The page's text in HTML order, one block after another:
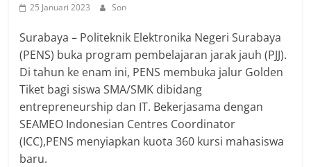
25 Januari 2023 Son
Surabaya – Politeknik Elektronika Negeri Surabaya
(PENS) buka program pembelajaran jarak jauh (PJJ).
Di tahun ke enam ini, PENS membuka jalur Golden
Tiket bagi siswa SMA/SMK dibidang
entrepreneurship dan IT. Bekerjasama dengan
SEAMEO Indonesian Centres Coordinator
(ICC),PENS menyiapkan kuota 360 kursi mahasiswa
baru.